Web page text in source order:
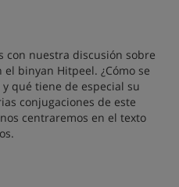
con nuestra discusión sobre
binyan Hitpeel. ¿Cómo se
qué tiene de especial su
conjugaciones de este
centraremos en el texto